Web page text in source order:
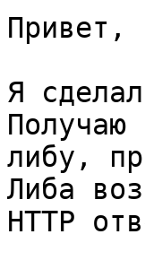
Привет,
Я
либу,
Либа
HTTP